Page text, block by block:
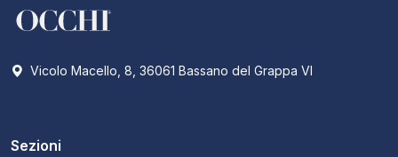
Vicolo Macello, 8, 36061 Bassano del Grappa VI
Sezioni